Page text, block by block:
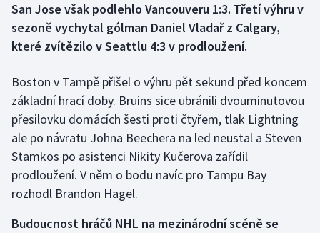
Florbal
Futsal
Golf
Gymnastika
Házená
Jezdectví
Judo
San Jose však podlehlo Vancouveru 1:3. Třetí výhru v
sezoně vychytal gólman Daniel Vladař z Calgary,
které zvítězilo v Seattlu 4:3 v prodloužení.
Boston v Tampě přišel o výhru pět sekund před koncem
základní hrací doby. Bruins sice ubránili dvouminutovou
přesilovku domácích šesti proti čtyřem, tlak Lightning
ale po návratu Johna Beechera na led neustal a Steven
Stamkos po asistenci Nikity Kučerova zařídil
prodloužení. V něm o bodu navíc pro Tampu Bay
rozhodl Brandon Hagel.
Budoucnost hráčů NHL na mezinárodní scéně se